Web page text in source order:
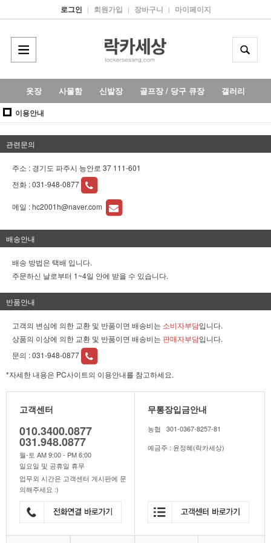
로그인 | 회원가입 | 장바구니 | 마이페이지
옷장 사물함 신발장 골프장 / 당구 큐장 갤러리
이용안내
관련문의
주소 : 경기도 파주시 능안로 37 111-601
전화 :031-948-0877
메일 :hc2001h@naver.com
배송안내
배송 방법은 택배 입니다.
주문하신 날로부터 1~4일 안에 받을 수 있습니다.
반품안내
고객의 변심에 의한 교환 및 반품이면 배송비는 소비자부담입니다.
상품의 이상에 의한 교환 및 반품이면 배송비는 판매자부담입니다.
문의 :031-948-0877
*자세한 내용은 PC사이트의 이용안내를 참고하세요.
고객센터
010.3400.0877
031.948.0877
월-토 AM 9:00 - PM 6:00
일요일 및 공휴일 휴무
업무외 시간은 고객센터 게시판에 문
의해주세요 :)
무통장입금안내
농협 301-0367-8257-81
예금주 : 윤정혜(락카세상)